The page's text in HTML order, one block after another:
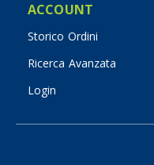
ACCOUNT
Storico Ordini
Ricerca Avanzata
Login